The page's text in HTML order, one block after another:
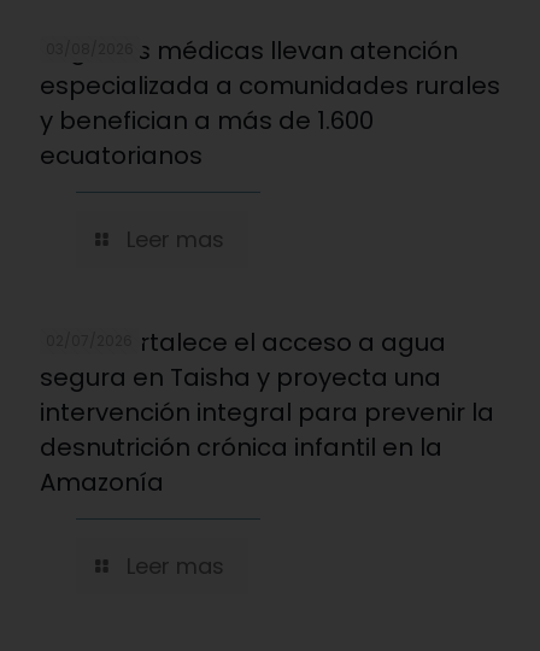
Brigadas médicas llevan atención
especializada a comunidades rurales
y benefician a más de 1.600
ecuatorianos
Leer mas
REDNI fortalece el acceso a agua
segura en Taisha y proyecta una
intervención integral para prevenir la
desnutrición crónica infantil en la
Amazonía
Leer mas